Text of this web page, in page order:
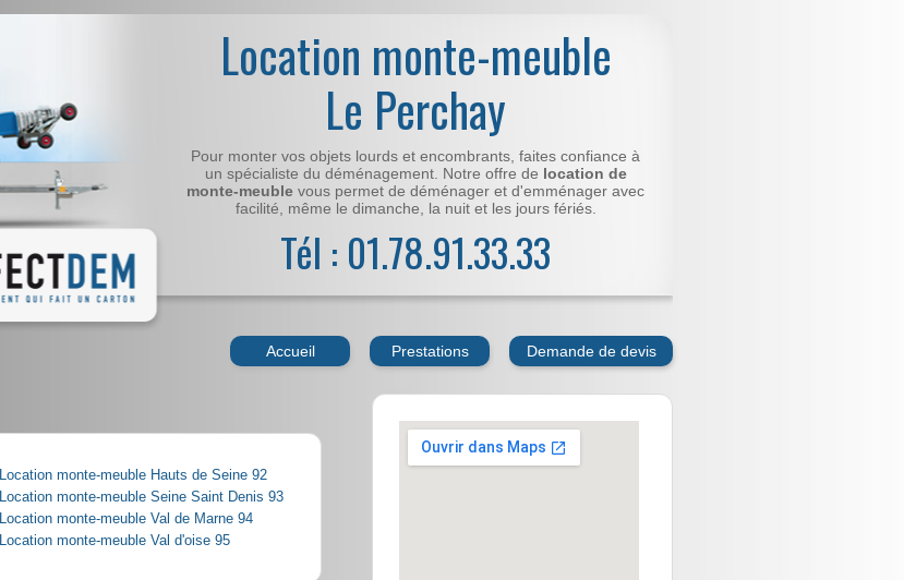
Location monte-meuble
Le Perchay
Pour monter vos objets lourds et encombrants, faites confiance à
un spécialiste du déménagement. Notre offre de location de
monte-meuble vous permet de déménager et d'emménager avec
facilité, même le dimanche, la nuit et les jours fériés.
Tél : 01.78.91.33.33
Accueil Prestations Demande de devis
Location monte-meuble Hauts de Seine 92
Location monte-meuble Seine Saint Denis 93
Location monte-meuble Val de Marne 94
Location monte-meuble Val d'oise 95